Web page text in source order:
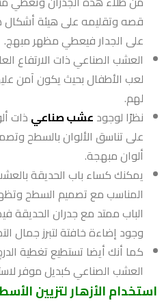
قصه وتقليمه على هيئة أشكال
على الجدار فيعطي مظهر مبهج.
العشب الصناعي ذات الارتفاع
لعب الأطفال بحيث يكون آمن
لهم.
نظرًا لوجود عشب صناعي ذات
على تناسق الألوان بالسطح
ألوان مبهجة.
يمكنك كساء باب الحديقة
المناسب مع تصميم السطح
الباب ممتد مع جدران الحديقة
وجود إضاءة خافتة لتبرز جمال
كما أنك أيضا تستطيع تغطية
العشب الصناعي كبديل موفر
استخدام الأزهار لتزيين